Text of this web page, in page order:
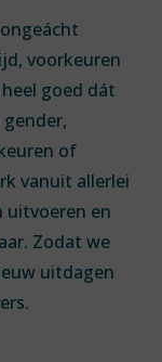
voorkeuren
goed dát
of
vanuit allerlei
uitvoeren en
Zodat we
uitdagen